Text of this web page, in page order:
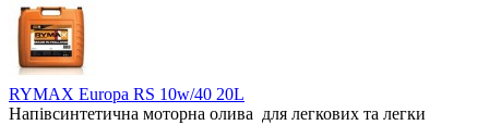
RYMAX Europa RS 10w/40 20L
Напівсинтетична моторна олива для легкових та легки